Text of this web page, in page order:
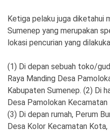
Ketiga pelaku juga diketahui
Sumenep yang merupakan
lokasi pencurian yang
(1) Di depan sebuah toko/
Raya Manding Desa
Kabupaten Sumenep. (2) Di
Desa Pamolokan
(3) Di depan rumah, Perum
Desa Kolor Kecamatan